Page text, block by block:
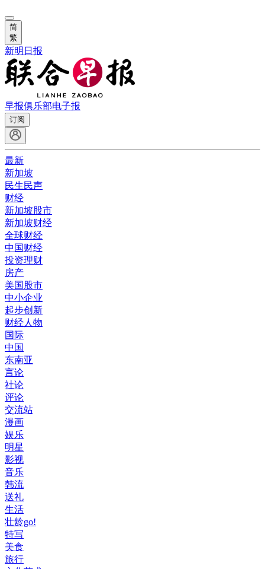
简
繁
新明日报
早报俱乐部电子报
订阅
最新
新加坡
民生民声
财经
新加坡股市
新加坡财经
全球财经
中国财经
投资理财
房产
美国股市
中小企业
起步创新
财经人物
国际
中国
东南亚
言论
社论
评论
交流站
漫画
娱乐
明星
影视
音乐
韩流
送礼
生活
壮龄go!
特写
美食
旅行